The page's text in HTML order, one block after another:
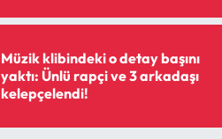
Müzik klibindeki o detay başını
yaktı: Ünlü rapçi ve 3 arkadaşı
kelepçelendi!